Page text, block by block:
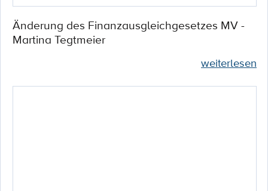
Änderung des Finanzausgleichgesetzes MV -
Martina Tegtmeier
weiterlesen